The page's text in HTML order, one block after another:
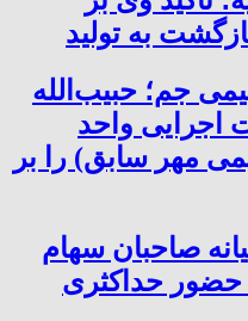
به تولید
جم؛ حبیب‌الله
اجرایی واحد
مهر سابق) را بر
صاحبان سهام
حداکثری